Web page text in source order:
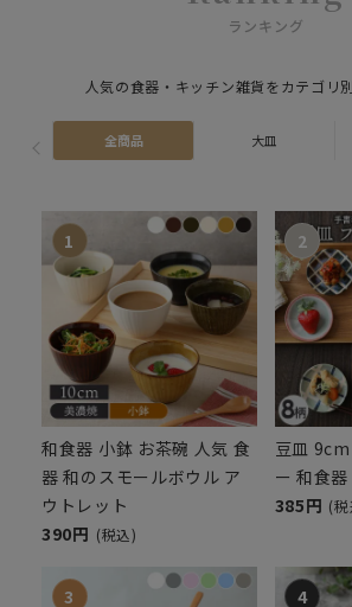
ランキング
人気の食器・キッチン雑貨をカテゴリ
全商品 大皿
和食器 小鉢 お茶碗 人気 食
器 和のスモールボウル ア
ウトレット
390円 (税込)
豆皿
ー 和食器
385円 (税